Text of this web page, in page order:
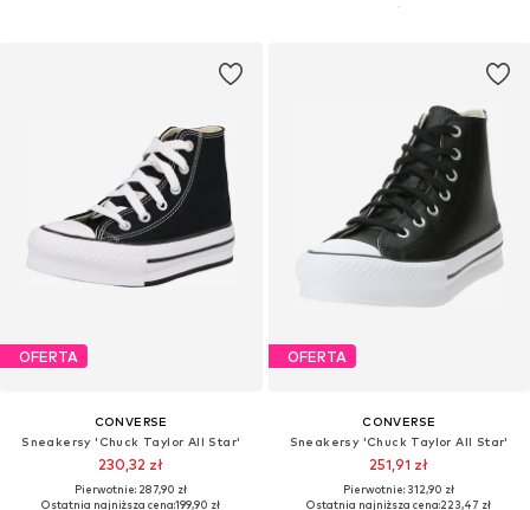
OFERTA
CONVERSE
Sneakersy 'Chuck Taylor All Star'
230,32 zł
Pierwotnie: 287,90 zł
Ostatnia najniższa cena:199,90 zł
OFERTA
CONVERSE
Sneakersy 'Chuck Taylor All Star'
251,91 zł
Pierwotnie: 312,90 zł
Ostatnia najniższa cena:223,47 zł